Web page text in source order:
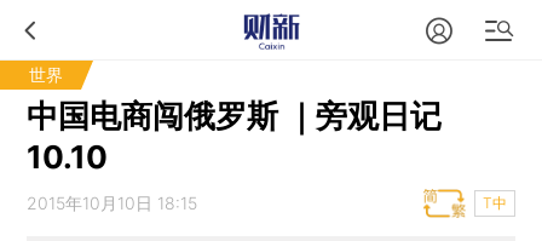
世界
中国电商闯俄罗斯 ｜旁观日记
10.10
2015年10月10日 18:15 T中